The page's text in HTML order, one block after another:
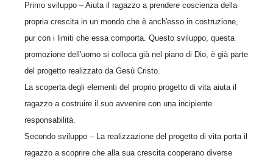
Primo sviluppo – Aiuta il ragazzo a prendere coscienza della
propria crescita in un mondo che è anch'esso in costruzione,
pur con i limiti che essa comporta. Questo sviluppo, questa
promozione dell'uomo si colloca già nel piano di Dio, è già parte
del progetto realizzato da Gesù Cristo.
La scoperta degli elementi del proprio progetto di vita aiuta il
ragazzo a costruire il suo avvenire con una incipiente
responsabilità.
Secondo sviluppo – La realizzazione del progetto di vita porta il
ragazzo a scoprire che alla sua crescita cooperano diverse